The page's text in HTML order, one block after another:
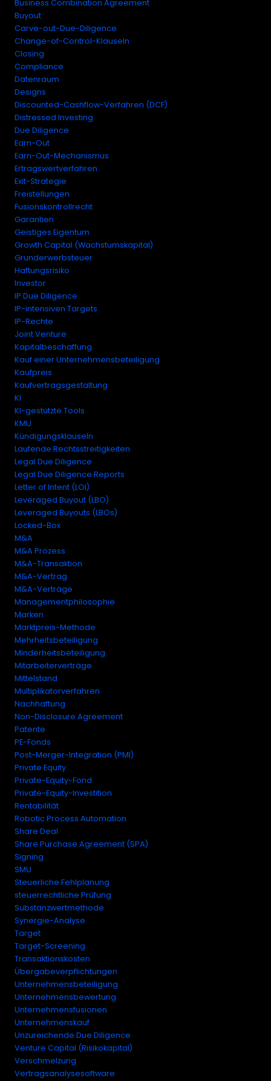
Business Combination Agreement
Buyout
Carve-out-Due-Diligence
Change-of-Control-Klauseln
Closing
Compliance
Datenraum
Designs
Discounted-Cashflow-Verfahren (DCF)
Distressed Investing
Due Diligence
Earn-Out
Earn-Out-Mechanismus
Ertragswertverfahren
Exit-Strategie
Freistellungen
Fusionskontrollrecht
Garantien
Geistiges Eigentum
Growth Capital (Wachstumskapital)
Grunderwerbsteuer
Haftungsrisiko
Investor
IP Due Diligence
IP-intensiven Targets
IP-Rechte
Joint Venture
Kapitalbeschaffung
Kauf einer Unternehmensbeteiligung
Kaufpreis
Kaufvertragsgestaltung
KI
KI-gestützte Tools
KMU
Kündigungsklauseln
Laufende Rechtsstreitigkeiten
Legal Due Diligence
Legal Due Diligence Reports
Letter of Intent (LOI)
Leveraged Buyout (LBO)
Leveraged Buyouts (LBOs)
Locked-Box
M&A
M&A Prozess
M&A-Transaktion
M&A-Vertrag
M&A-Verträge
Managementphilosophie
Marken
Marktpreis-Methode
Mehrheitsbeteiligung
Minderheitsbeteiligung
Mitarbeiterverträge
Mittelstand
Multiplikatorverfahren
Nachhaftung
Non-Disclosure Agreement
Patente
PE-Fonds
Post-Merger-Integration (PMI)
Private Equity
Private-Equity-Fond
Private-Equity-Investition
Rentabilität
Robotic Process Automation
Share Deal
Share Purchase Agreement (SPA)
Signing
SMU
Steuerliche Fehlplanung
steuerrechtliche Prüfung
Substanzwertmethode
Synergie-Analyse
Target
Target-Screening
Transaktionskosten
Übergabeverpflichtungen
Unternehmensbeteiligung
Unternehmensbewertung
Unternehmensfusionen
Unternehmenskauf
Unzureichende Due Diligence
Venture Capital (Risikokapital)
Verschmelzung
Vertragsanalysesoftware